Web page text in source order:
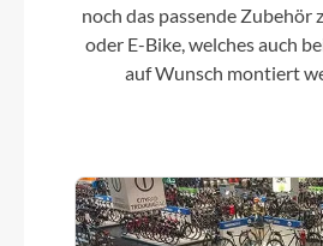
Griffe
Vollständig aus Silikon für
SRAM X5
noch das passende Zubehör
oder E-Bike, welches auch
auf Wunsch montiert